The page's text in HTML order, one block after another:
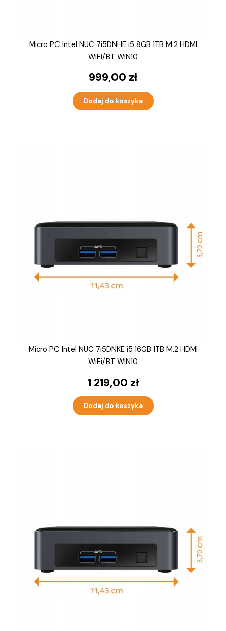
Micro PC Intel NUC 7i5DNHE i5 8GB 1TB M.2 HDMI
WiFi/BT WIN10
999,00 zł
Dodaj do koszyka
Micro PC Intel NUC 7i5DNKE i5 16GB 1TB M.2 HDMI
WiFi/BT WIN10
1 219,00 zł
Dodaj do koszyka